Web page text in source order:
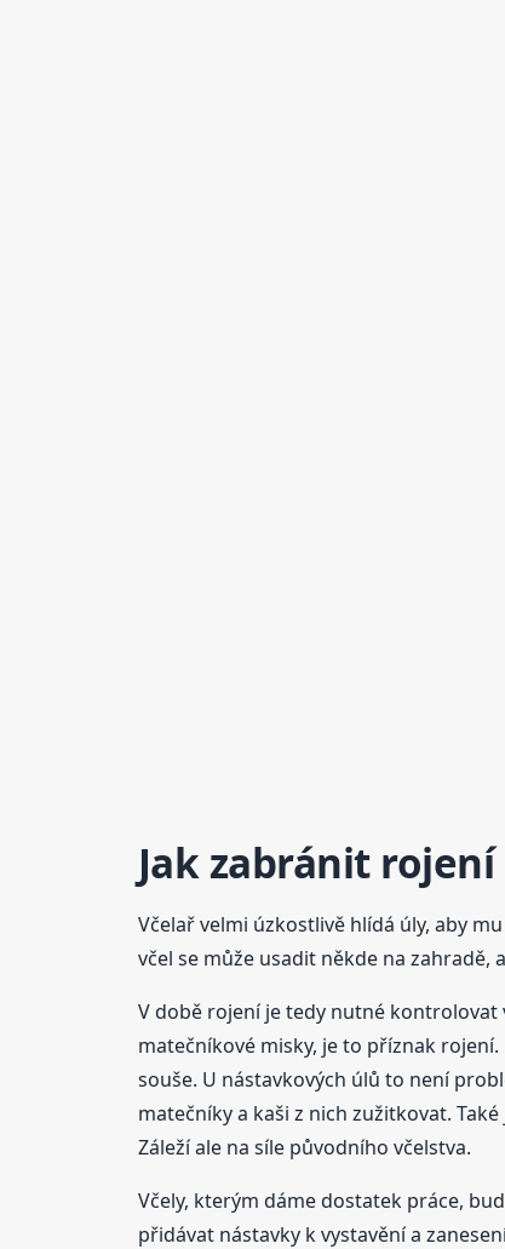
Jak zabránit rojení
Včelař velmi úzkostlivě hlídá úly, aby
včel se může usadit někde na
V době rojení je tedy nutné kontrolovat
matečníkové misky, je to příznak
souše. U nástavkových úlů to není
matečníky a kaši z nich zužitkovat.
Záleží ale na síle původního včelstva.
Včely, kterým dáme dostatek práce,
přidávat nástavky k vystavění a